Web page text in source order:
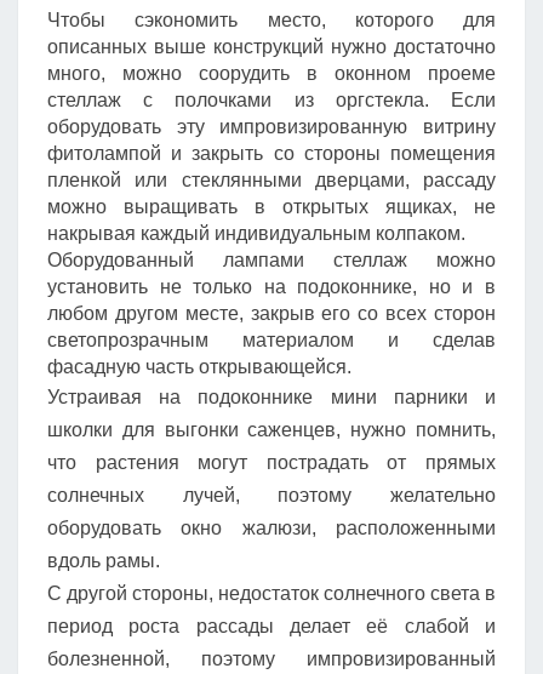
Чтобы сэкономить место, которого для
описанных выше конструкций нужно достаточно
много, можно соорудить в оконном проеме
стеллаж с полочками из оргстекла. Если
оборудовать эту импровизированную витрину
фитолампой и закрыть со стороны помещения
пленкой или стеклянными дверцами, рассаду
можно выращивать в открытых ящиках, не
накрывая каждый индивидуальным колпаком.
Оборудованный лампами стеллаж можно
установить не только на подоконнике, но и в
любом другом месте, закрыв его со всех сторон
светопрозрачным материалом и сделав
фасадную часть открывающейся.
Устраивая на подоконнике мини парники и
школки для выгонки саженцев, нужно помнить,
что растения могут пострадать от прямых
солнечных лучей, поэтому желательно
оборудовать окно жалюзи, расположенными
вдоль рамы.
С другой стороны, недостаток солнечного света в
период роста рассады делает её слабой и
болезненной, поэтому импровизированный